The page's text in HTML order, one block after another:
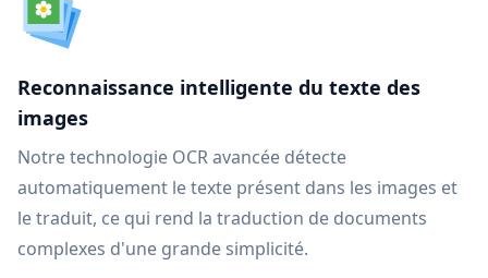
Reconnaissance intelligente du texte des
images
Notre technologie OCR avancée détecte
automatiquement le texte présent dans les images et
le traduit, ce qui rend la traduction de documents
complexes d'une grande simplicité.